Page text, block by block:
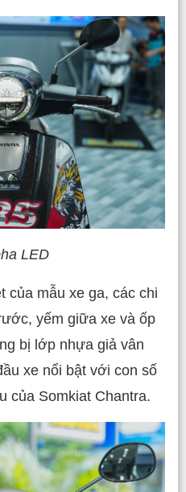
LED
của mẫu xe ga, các chi
yếm giữa xe và ốp
bị lớp nhựa giả vân
xe nổi bật với con số
của Somkiat Chantra.